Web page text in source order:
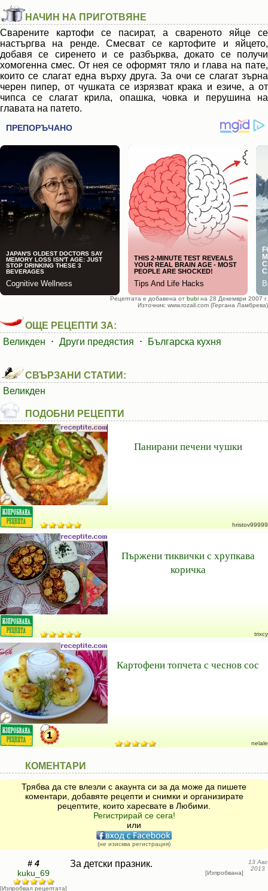
НАЧИН НА ПРИГОТВЯНЕ
Сварените картофи се пасират, а свареното яйце се
настъргва на ренде. Смесват се картофите и яйцето,
добавя се сиренето и се разбърква, докато се получи
хомогенна смес. От нея се оформят тяло и глава на пате,
които се слагат една върху друга. За очи се слагат зърна
черен пипер, от чушката се изрязват крака и езиче, а от
чипса се слагат крила, опашка, човка и перушина на
главата на патето.
Рецептата е добавена от bubi на 28 Декември 2007 г.
Източник: www.rozali.com (Гергана Ламбрева)
ОЩЕ РЕЦЕПТИ ЗА:
Великден
⋅ Други предястия ⋅ Българска кухня
СВЪРЗАНИ СТАТИИ:
Великден
ПОДОБНИ РЕЦЕПТИ
Панирани печени чушки
hristov99999
Пържени тиквички с хрупкава
коричка
trixcy
Картофени топчета с чеснов сос
nelale
КОМЕНТАРИ
Трябва да сте влезли с акаунта си за да може да пишете
коментари, добавяте рецепти и снимки и организирате
рецептите, които харесвате в Любими.
Регистрирай се сега!
или
(не изисква регистрация)
# 4
kuku_69
[Изпробвал рецептата]
За детски празник.
[Изпробвана]
13 Авг
2013